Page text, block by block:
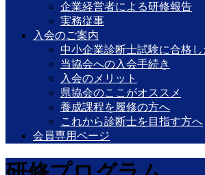
企業経営者による研修報告
実務従事
入会のご案内
中小企業診断士試験に合格し
当協会への入会手続き
入会のメリット
県協会のここがオススメ
養成課程を履修の方へ
これから診断士を目指す方へ
会員専用ページ